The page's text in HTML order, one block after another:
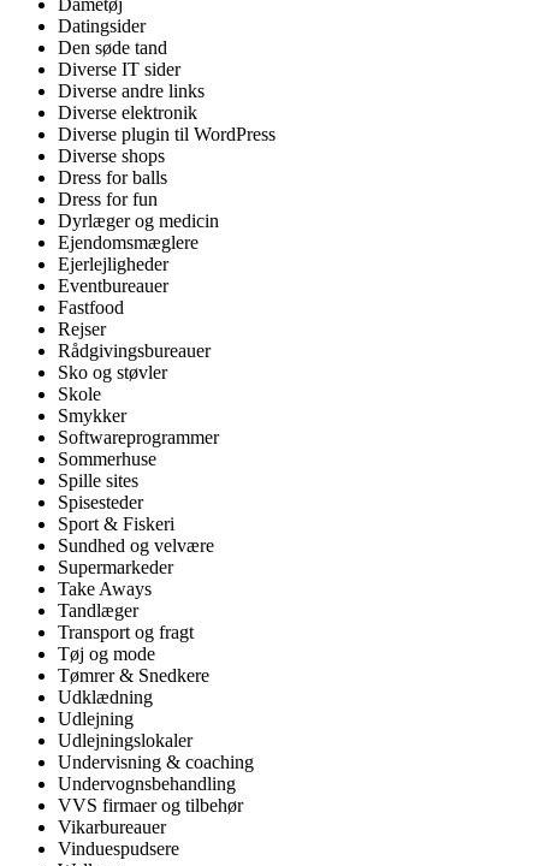
Dametøj
Datingsider
Den søde tand
Diverse IT sider
Diverse andre links
Diverse elektronik
Diverse plugin til WordPress
Diverse shops
Dress for balls
Dress for fun
Dyrlæger og medicin
Ejendomsmæglere
Ejerlejligheder
Eventbureauer
Fastfood
Rejser
Rådgivingsbureauer
Sko og støvler
Skole
Smykker
Softwareprogrammer
Sommerhuse
Spille sites
Spisesteder
Sport & Fiskeri
Sundhed og velvære
Supermarkeder
Take Aways
Tandlæger
Transport og fragt
Tøj og mode
Tømrer & Snedkere
Udklædning
Udlejning
Udlejningslokaler
Undervisning & coaching
Undervognsbehandling
VVS firmaer og tilbehør
Vikarbureauer
Vinduespudsere